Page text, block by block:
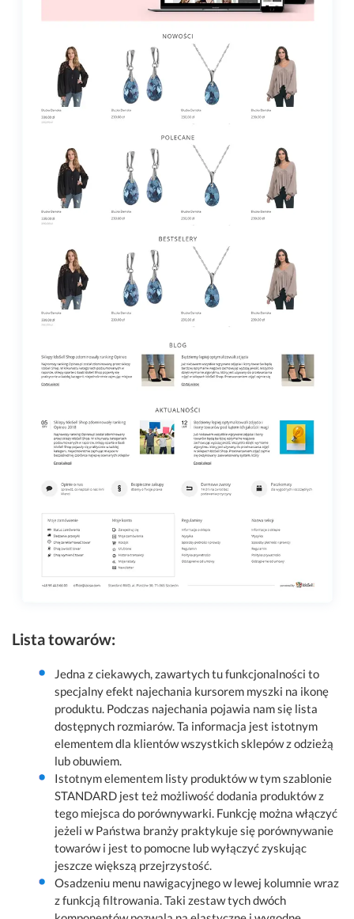
Lista towarów:
Jedna z ciekawych, zawartych tu funkcjonalności to
specjalny efekt najechania kursorem myszki na ikonę
produktu. Podczas najechania pojawia nam się lista
dostępnych rozmiarów. Ta informacja jest istotnym
elementem dla klientów wszystkich sklepów z odzieżą
lub obuwiem.
Istotnym elementem listy produktów w tym szablonie
STANDARD jest też możliwość dodania produktów z
tego miejsca do porównywarki. Funkcję można włączyć
jeżeli w Państwa branży praktykuje się porównywanie
towarów i jest to pomocne lub wyłączyć zyskując
jeszcze większą przejrzystość.
Osadzeniu menu nawigacyjnego w lewej kolumnie wraz
z funkcją filtrowania. Taki zestaw tych dwóch